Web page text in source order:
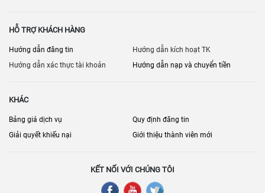
HỖ TRỢ KHÁCH HÀNG
Hướng dẫn đăng tin
Hướng dẫn kích hoạt TK
Hướng dẫn xác thực tài khoản
Hướng dẫn nạp và chuyển tiền
KHÁC
Bảng giá dịch vụ
Quy định đăng tin
Giải quyết khiếu nại
Giới thiệu thành viên mới
KẾT NỐI VỚI CHÚNG TÔI